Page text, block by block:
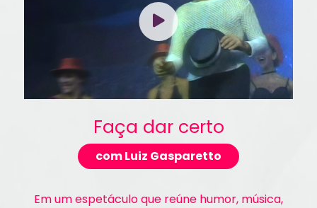
Faça dar certo
com Luiz Gasparetto
Em um espetáculo que reúne humor, música,